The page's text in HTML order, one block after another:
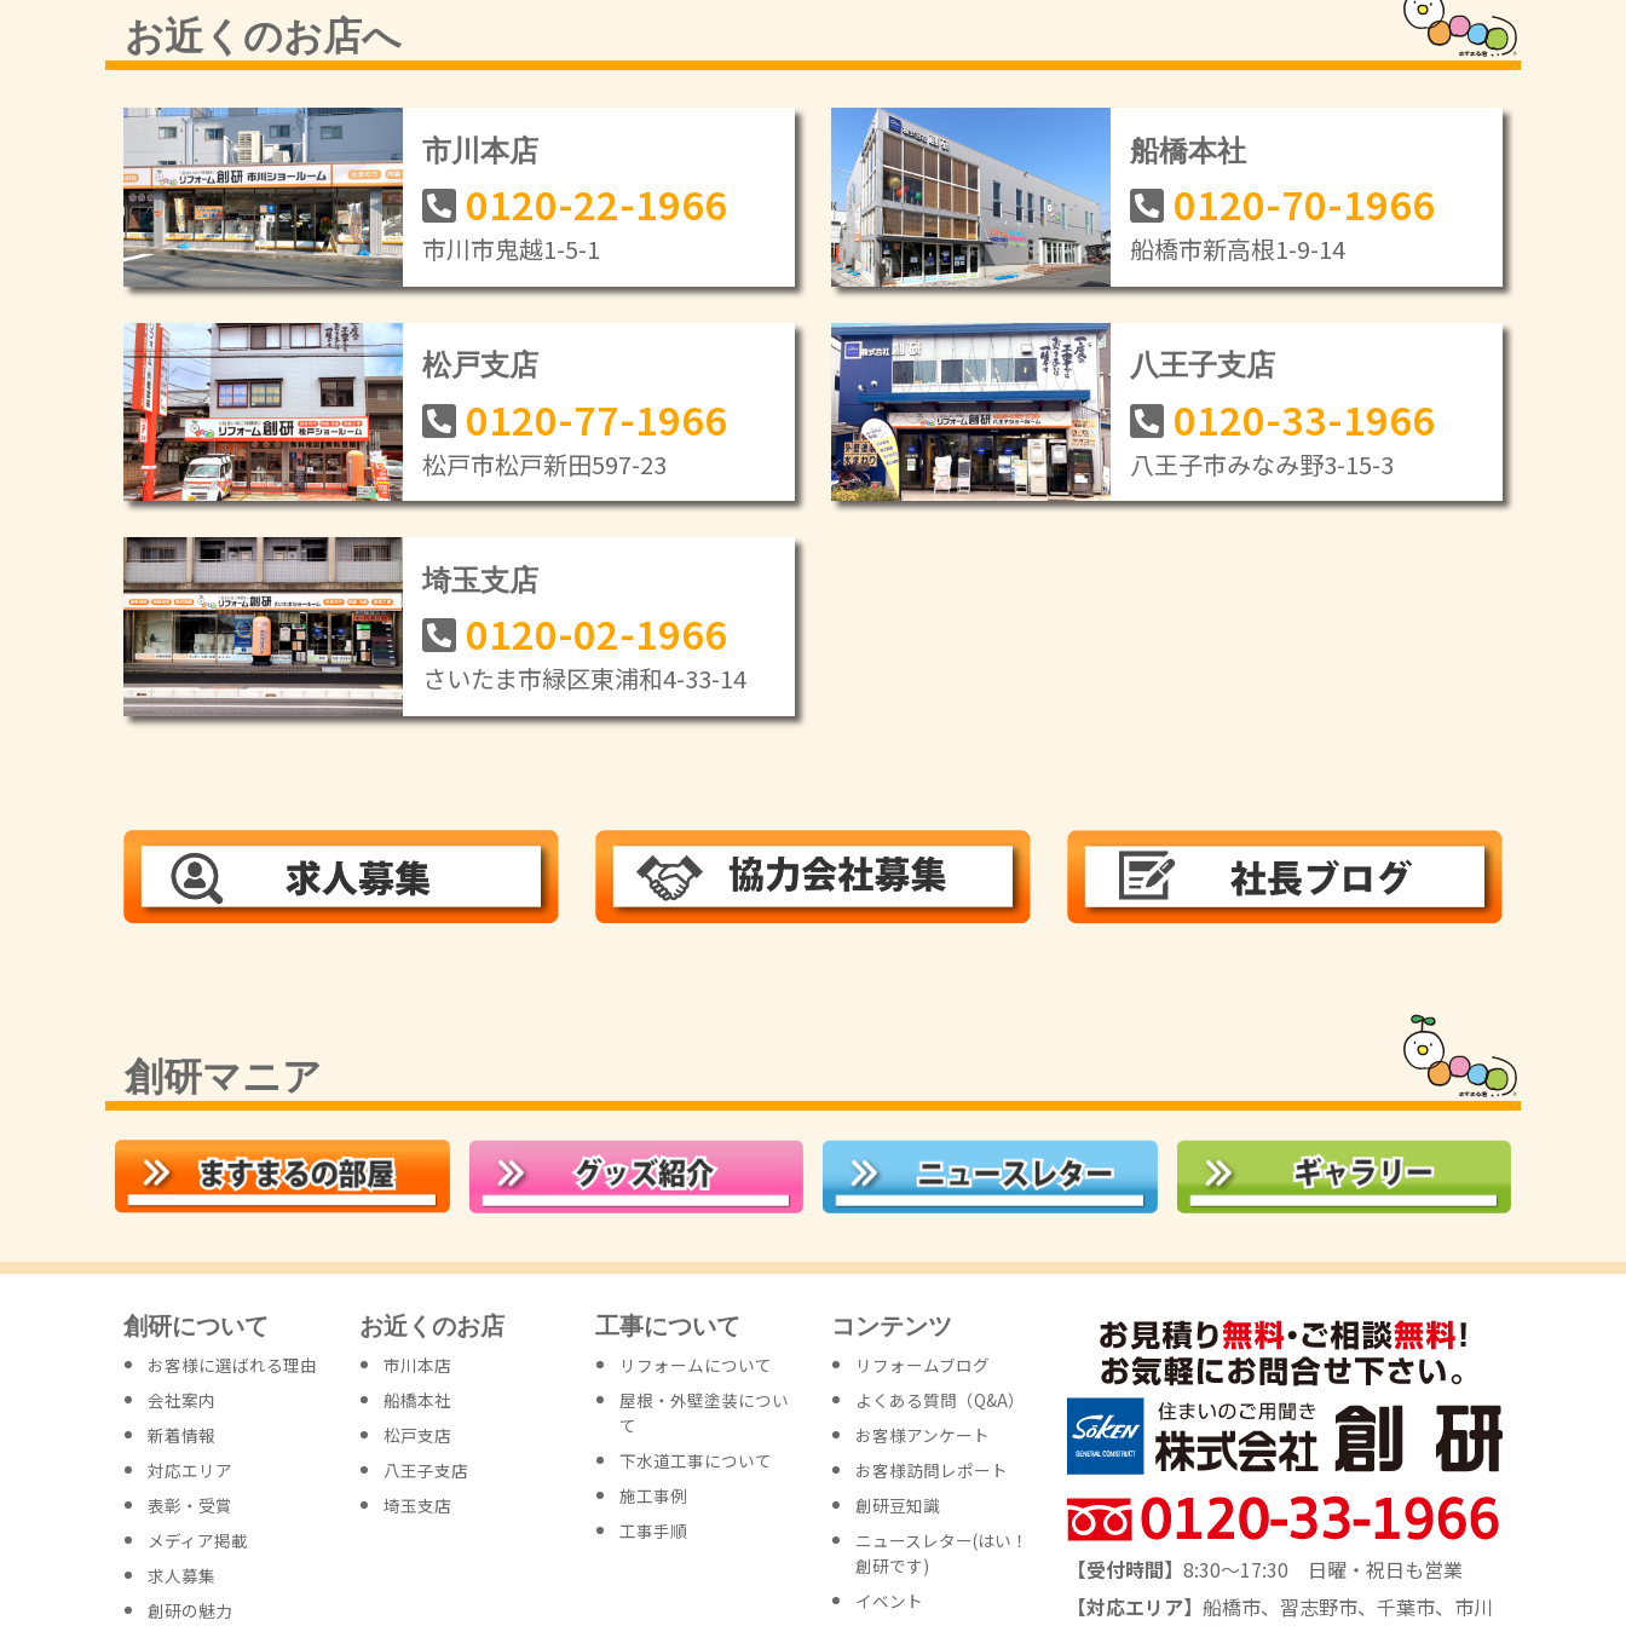
お近くのお店へ
市川本店
0120-22-1966
市川市鬼越1-5-1
船橋本社
0120-70-1966
船橋市新高根1-9-14
松戸支店
0120-77-1966
松戸市松戸新田597-23
八王子支店
0120-33-1966
八王子市みなみ野3-15-3
埼玉支店
0120-02-1966
さいたま市緑区東浦和4-33-14
創研マニア
創研について
お客様に選ばれる理由
会社案内
新着情報
対応エリア
表彰・受賞
メディア掲載
求人募集
創研の魅力
お近くのお店
市川本店
船橋本社
松戸支店
八王子支店
埼玉支店
工事について
リフォームについて
屋根・外壁塗装につい
て
下水道工事について
施工事例
工事手順
コンテンツ
リフォームブログ
よくある質問（Q&A）
お客様アンケート
お客様訪問レポート
創研豆知識
ニュースレター(はい！
創研です)
イベント
【受付時間】 8:30～17:30 日曜・祝日も営業
【対応エリア】 船橋市、習志野市、千葉市、市川